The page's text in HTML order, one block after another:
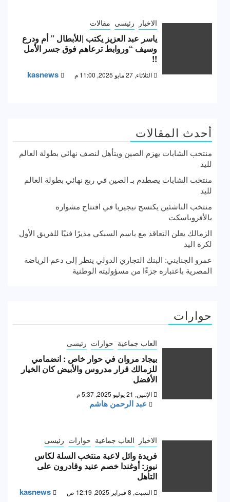
الاخبار رئيسى مقالات
ياسر عبد العزيز يكتب |للأبطال ” أم ودرع
وسيف “وروابط ترعاهم فوق جسر الأمل
!!
الثلاثاء, 27 مايو 2025, 11:00 م kasnews
أحدث المقالات
منتخب الشابات يهزم الصين ويتأهل لنصف نهائي بطولة العالم
لليد
منتخب الشابات يصطدم بـ الصين في ربع نهائي بطولة العالم
لليد
منتخب الناشئين يكتسح نيجيريا في افتتاح مشواره
بالأفروباسكت
الزمالك يعلن التعاقد مع باسم السبكي مديرًا فنيًا للفريق الأول
لكرة اليد
عمرو الجنايني: البنك التجاري الدولي ينظر إلى دعم الرياضة
المصرية باعتباره جزءًا من مسؤوليته الوطنية
حوارات
العاب جماعية حوارات رئيسى
بيجاد مروان في حوار خاص : انضمامي
للزمالك قرار مدروس والأبيض كان الخيار
الأفضل
الإثنين, 21 يوليو 2025, 5:37 م
عبد الرحمن هاشم
الاخبار العاب جماعية حوارات رئيسى
فريدة وائل لاعبة منتخب السلة لكاس
نيوز: أوغندا خصم عنيد وقادرون على
التأهل
السبت, 8 فبراير 2025, 12:19 ص kasnews